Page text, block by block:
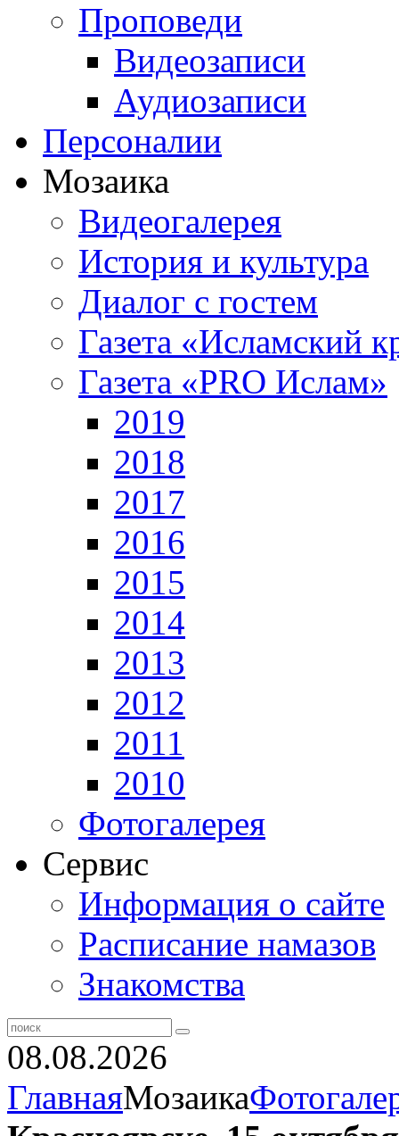
Проповеди
Видеозаписи
Аудиозаписи
Персоналии
Мозаика
Видеогалерея
История и культура
Диалог с гостем
Газета «Исламский
Газета «PRO Ислам»
2019
2018
2017
2016
2015
2014
2013
2012
2011
2010
Фотогалерея
Сервис
Информация о сайте
Расписание намазов
Знакомства
08.08.2026
ГлавнаяМозаика